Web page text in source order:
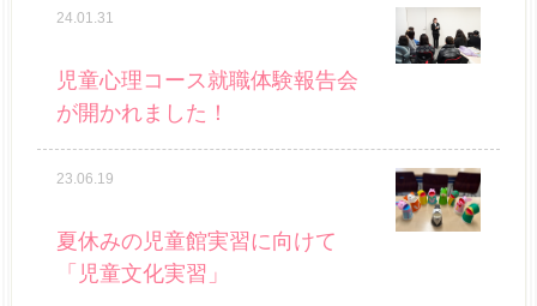
24.01.31
児童心理コース就職体験報告会
が開かれました！
23.06.19
夏休みの児童館実習に向けて
「児童文化実習」